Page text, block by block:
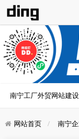
南宁工厂外贸网站建设
网站首页 南宁